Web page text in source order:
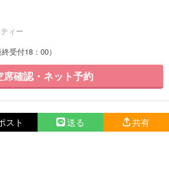
ィー
受付18：00）
席確認・ネット予約
スト 送る 共有